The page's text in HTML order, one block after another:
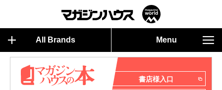
All Brands Menu
書店様入口